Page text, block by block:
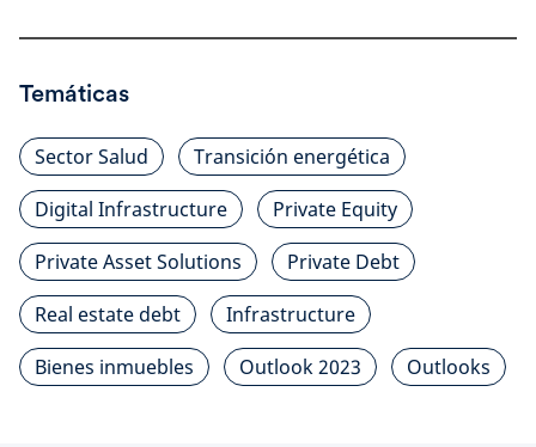
Temáticas
Sector Salud
Transición energética
Digital Infrastructure
Private Equity
Private Asset Solutions
Private Debt
Real estate debt
Infrastructure
Bienes inmuebles
Outlook 2023 Outlooks